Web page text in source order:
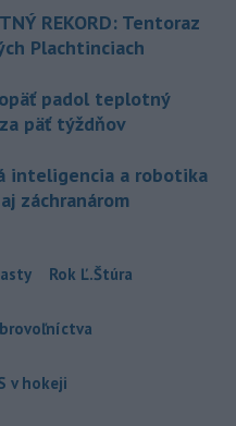
REKORD: Tentoraz
Plachtinciach
padol teplotný
päť týždňov
inteligencia a robotika
záchranárom
Rok Ľ.Štúra
v hokeji